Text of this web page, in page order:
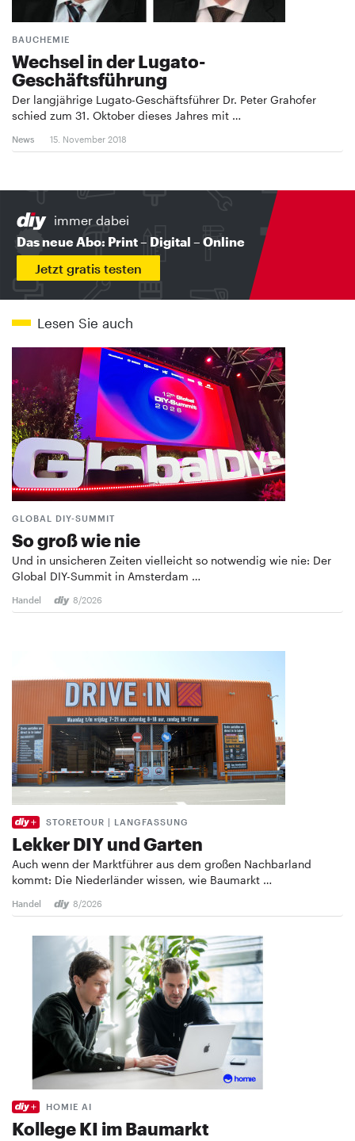
BAUCHEMIE
Wechsel in der Lugato-
Geschäftsführung
Der langjährige Lugato-Geschäftsführer Dr. Peter Grahofer
schied zum 31. Oktober dieses Jahres mit …
News 15. November 2018
immer dabei
Das neue Abo: Print – Digital – Online
Jetzt gratis testen
Lesen Sie auch
GLOBAL DIY-SUMMIT
So groß wie nie
Und in unsicheren Zeiten vielleicht so notwendig wie nie: Der
Global DIY-Summit in Amsterdam …
Handel 8/2026
STORETOUR | LANGFASSUNG
Lekker DIY und Garten
Auch wenn der Marktführer aus dem großen Nachbarland
kommt: Die Niederländer wissen, wie Baumarkt …
Handel 8/2026
HOMIE AI
Kollege KI im Baumarkt